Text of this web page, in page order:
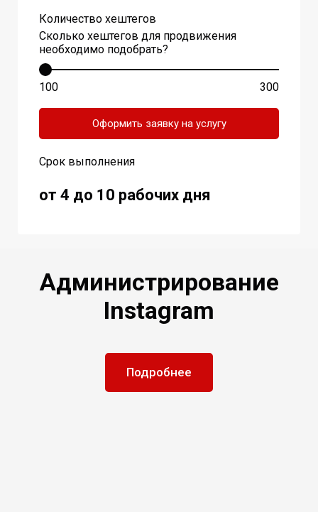
Количество хештегов
Сколько хештегов для продвижения
необходимо подобрать?
100 300
Оформить заявку на услугу
Срок выполнения
от 4 до 10 рабочих дня
Администрирование
Instagram
Подробнее